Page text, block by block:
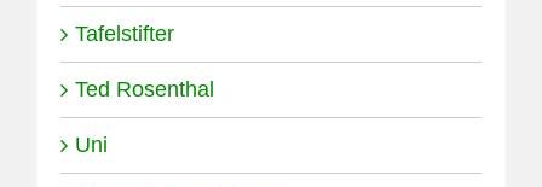
Tafelstifter
Ted Rosenthal
Uni